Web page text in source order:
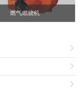
燃气燃烧机


